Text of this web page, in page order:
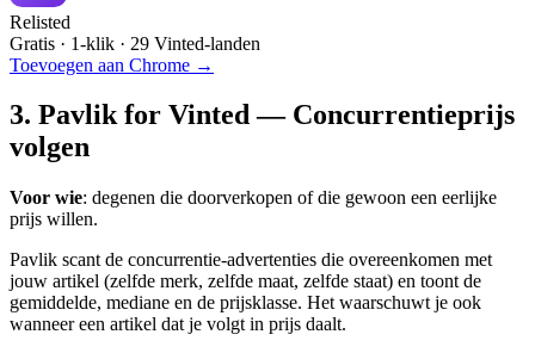
Relisted
Gratis · 1-klik · 29 Vinted-landen
Toevoegen aan Chrome →
3. Pavlik for Vinted — Concurrentieprijs
volgen
Voor wie: degenen die doorverkopen of die gewoon een eerlijke
prijs willen.
Pavlik scant de concurrentie-advertenties die overeenkomen met
jouw artikel (zelfde merk, zelfde maat, zelfde staat) en toont de
gemiddelde, mediane en de prijsklasse. Het waarschuwt je ook
wanneer een artikel dat je volgt in prijs daalt.